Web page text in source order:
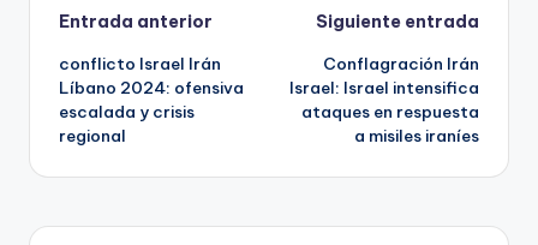
Navegación
de
entradas
Entrada anterior
conflicto Israel Irán
Líbano 2024: ofensiva
escalada y crisis
regional
Siguiente entrada
Conflagración Irán
Israel: Israel intensifica
ataques en respuesta
a misiles iraníes